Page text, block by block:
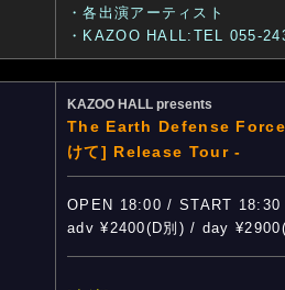
・各出演アーティスト
・KAZOO HALL:TEL 055-
KAZOO HALL presents
The Earth Defense Force
けて] Release Tour -
OPEN 18:00 / START 18:30
adv ¥2400(D別) / day